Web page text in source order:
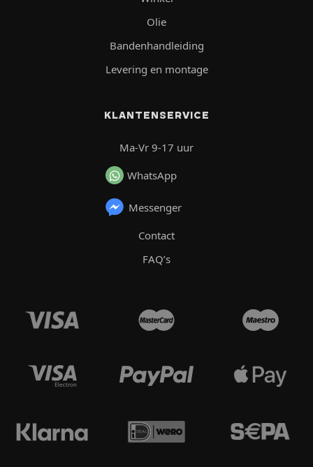
Olie
Bandenhandleiding
Levering en montage
KLANTENSERVICE
Ma-Vr 9-17 uur
WhatsApp
Messenger
Contact
FAQ’s